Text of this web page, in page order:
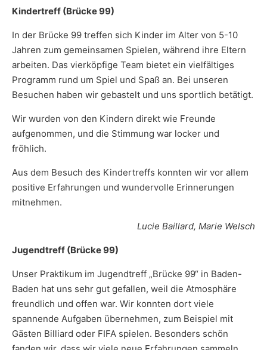
Kindertreff (Brücke 99)
In der Brücke 99 treffen sich Kinder im Alter von 5-10
Jahren zum gemeinsamen Spielen, während ihre Eltern
arbeiten. Das vierköpfige Team bietet ein vielfältiges
Programm rund um Spiel und Spaß an. Bei unseren
Besuchen haben wir gebastelt und uns sportlich betätigt.
Wir wurden von den Kindern direkt wie Freunde
aufgenommen, und die Stimmung war locker und
fröhlich.
Aus dem Besuch des Kindertreffs konnten wir vor allem
positive Erfahrungen und wundervolle Erinnerungen
mitnehmen.
Lucie Baillard, Marie Welsch
Jugendtreff (Brücke 99)
Unser Praktikum im Jugendtreff „Brücke 99“ in Baden-
Baden hat uns sehr gut gefallen, weil die Atmosphäre
freundlich und offen war. Wir konnten dort viele
spannende Aufgaben übernehmen, zum Beispiel mit
Gästen Billiard oder FIFA spielen. Besonders schön